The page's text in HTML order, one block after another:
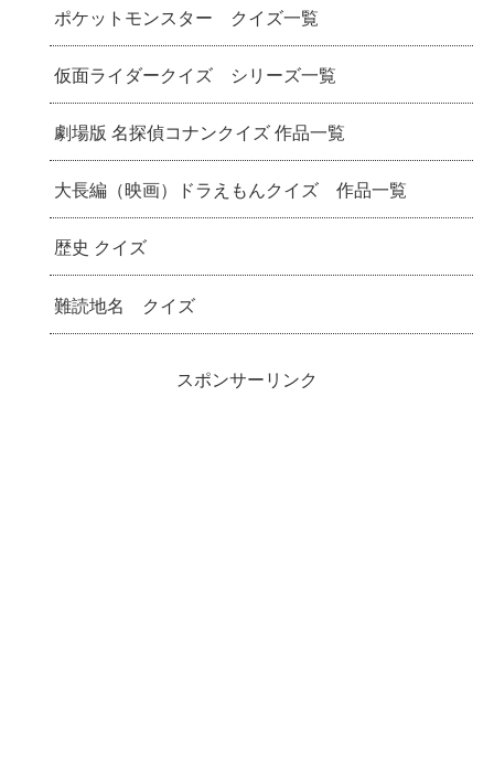
ポケットモンスター クイズ一覧
仮面ライダークイズ シリーズ一覧
劇場版 名探偵コナンクイズ 作品一覧
大長編（映画）ドラえもんクイズ 作品一覧
歴史 クイズ
難読地名 クイズ
スポンサーリンク